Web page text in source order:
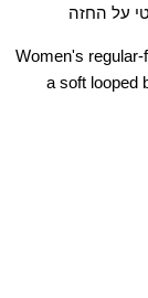
על החזה
Women's
a soft looped